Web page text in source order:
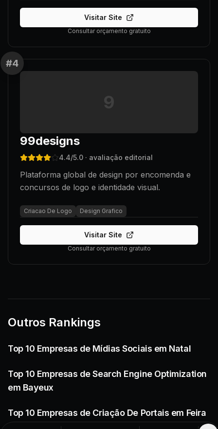
Visitar Site
Consultar orçamento gratuito
#4
9
99designs
4.4/5.0 · avaliação editorial
Plataforma global de design por encomenda e
concursos de logo e identidade visual.
Criacao De Logo Design Grafico
Visitar Site
Consultar orçamento gratuito
Outros Rankings
Top 10 Empresas de Mídias Sociais em Natal
Top 10 Empresas de Search Engine Optimization
em Bayeux
Top 10 Empresas de Criação De Portais em Feira